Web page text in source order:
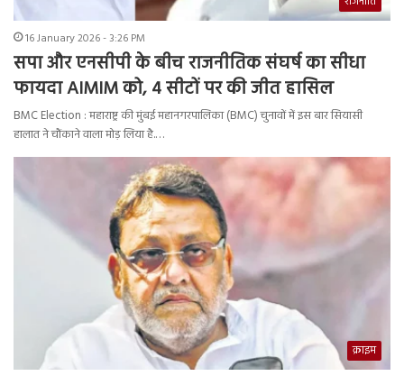
16 January 2026 - 3:26 PM
सपा और एनसीपी के बीच राजनीतिक संघर्ष का सीधा
फायदा AIMIM को, 4 सीटों पर की जीत हासिल
BMC Election : महाराष्ट्र की मुंबई महानगरपालिका (BMC) चुनावों में इस बार सियासी
हालात ने चौंकाने वाला मोड़ लिया है.…
क्राइम